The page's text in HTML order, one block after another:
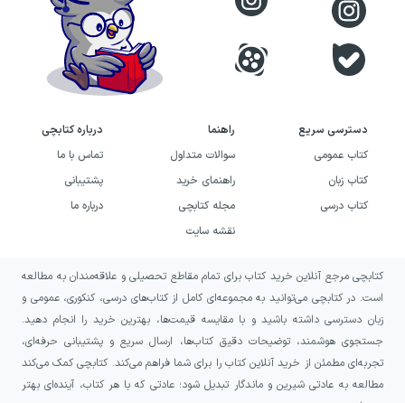
دسترسی سریع
کتاب عمومی
کتاب زبان
کتاب درسی
راهنما
سوالات متداول
راهنمای خرید
مجله کتابچی
نقشه سایت
درباره کتابچی
تماس با ما
پشتیبانی
درباره ما
کتابچی مرجع آنلاین خرید کتاب برای تمام مقاطع تحصیلی و علاقه‌مندان به مطالعه
است. در کتابچی می‌توانید به مجموعه‌ای کامل از کتاب‌های درسی، کنکوری، عمومی و
زبان دسترسی داشته باشید و با مقایسه قیمت‌ها، بهترین خرید را انجام دهید.
جستجوی هوشمند، توضیحات دقیق کتاب‌ها، ارسال سریع و پشتیبانی حرفه‌ای،
تجربه‌ای مطمئن از خرید آنلاین کتاب را برای شما فراهم می‌کند. کتابچی کمک می‌کند
مطالعه به عادتی شیرین و ماندگار تبدیل شود؛ عادتی که با هر کتاب، آینده‌ای بهتر